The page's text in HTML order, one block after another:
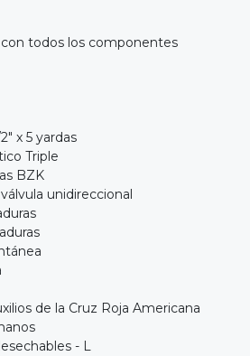
todos los componentes
x 5 yardas
Triple
BZK
unidireccional
de la Cruz Roja Americana
- L